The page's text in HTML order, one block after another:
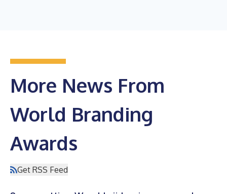
More News From
World Branding
Awards
Get RSS Feed